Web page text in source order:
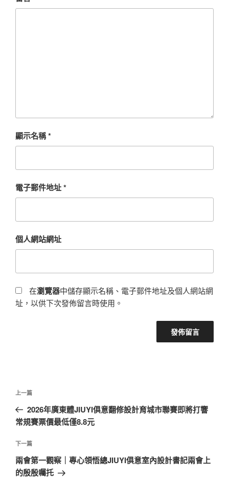
顯示名稱*
電子郵件地址*
個人網站網址
在瀏覽器中儲存顯示名稱、電子郵件地址及個人網站網
址，以供下次發佈留言時使用。
文
導
覽
上
一
篇
章
上一篇
2026年廣東體JIUYI俱意翻修設計育城市聯賽即將打響
常規賽票價最低僅8.8元
下
一
篇
下一篇
兩會第一觀察｜專心領悟總JIUYI俱意室內設計書記兩會上
的殷殷囑托